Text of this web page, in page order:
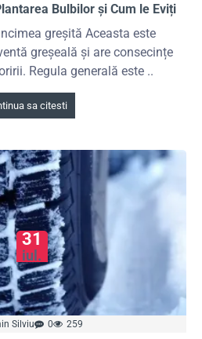
Bulbilor și Cum le Eviți
greșită Aceasta este
greșeală și are consecințe
Regula generală este ..
sa citesti
31
iul.
Silviu 0 259